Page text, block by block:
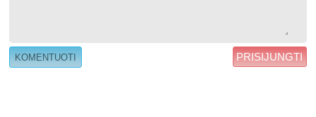
PRISIJUNGTI